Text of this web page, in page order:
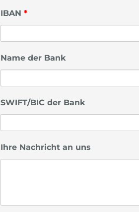
IBAN *
Name der Bank
SWIFT/BIC der Bank
Ihre Nachricht an uns